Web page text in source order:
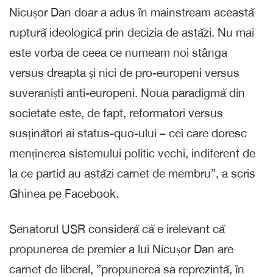
Nicușor Dan doar a adus în mainstream această
ruptură ideologică prin decizia de astăzi. ​Nu mai
este vorba de ceea ce numeam noi stânga
versus dreapta și nici de pro-europeni versus
suveraniști anti-europeni. Noua paradigmă din
societate este, de fapt, reformatori versus
susținători ai status-quo-ului – cei care doresc
menținerea sistemului politic vechi, indiferent de
la ce partid au astăzi carnet de membru”, a scris
Ghinea pe Facebook.
​Senatorul USR consideră că e irelevant că
propunerea de premier a lui Nicușor Dan are
carnet de liberal, ”propunerea sa reprezintă, în